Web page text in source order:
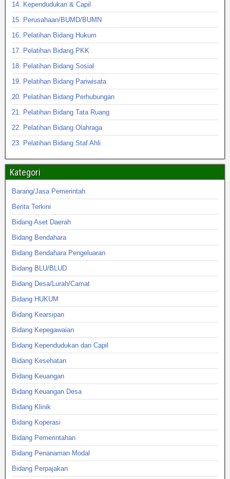
14. Kependudukan & Capil
15. Perusahaan/BUMD/BUMN
16. Pelatihan Bidang Hukum
17. Pelatihan Bidang PKK
18. Pelatihan Bidang Sosial
19. Pelatihan Bidang Pariwisata
20. Pelatihan Bidang Perhubungan
21. Pelatihan Bidang Tata Ruang
22. Pelatihan Bidang Olahraga
23. Pelatihan Bidang Staf Ahli
Kategori
Barang/Jasa Pemerintah
Berita Terkini
Bidang Aset Daerah
Bidang Bendahara
Bidang Bendahara Pengeluaran
Bidang BLU/BLUD
Bidang Desa/Lurah/Camat
Bidang HUKUM
Bidang Kearsipan
Bidang Kepegawaian
Bidang Kependudukan dan Capil
Bidang Kesehatan
Bidang Keuangan
Bidang Keuangan Desa
Bidang Klinik
Bidang Koperasi
Bidang Pemerintahan
Bidang Penanaman Modal
Bidang Perpajakan